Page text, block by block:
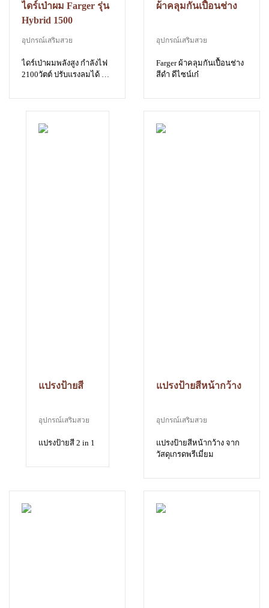
ไดร์เป่าผม Farger รุ่น
Hybrid 1500
อุปกรณ์เสริมสวย
ไดร์เป่าผมพลังสูง กำลังไฟ
2100วัตต์ ปรับแรงลมได้ 2
เครื่องทนทาน จับถนัดมือ
ปรับสภาพผมด้วยไอออน
เส้นผมเงางาม ไม่ชี้ฟู
ผ้าคลุมกันเปื้อนช่าง
อุปกรณ์เสริมสวย
Farger ผ้าคลุมกันเปื้อนช่าง
สีดำ ดีไซน์เก๋
แปรงป้ายสี
อุปกรณ์เสริมสวย
แปรงป้ายสี 2 in 1
แปรงป้ายสีหน้ากว้าง
อุปกรณ์เสริมสวย
แปรงป้ายสีหน้ากว้าง จาก
วัสดุเกรดพรีเมี่ยม